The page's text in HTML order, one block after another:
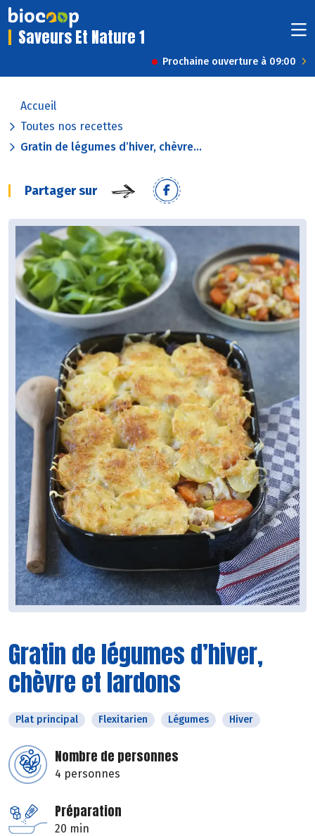
Saveurs Et Nature 1
Prochaine ouverture à 09:00
Accueil
Toutes nos recettes
Gratin de légumes d’hiver, chèvre...
Partager sur
Gratin de légumes d’hiver,
chèvre et lardons
Plat principal Flexitarien Légumes Hiver
Nombre de personnes
4 personnes
Préparation
20 min